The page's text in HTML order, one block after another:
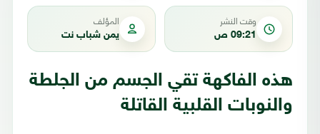
وقت النشر
09:21 ص
المؤلف
يمن شباب نت
هذه الفاكهة تقي الجسم من الجلطة
والنوبات القلبية القاتلة